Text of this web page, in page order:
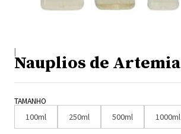
|
Nauplios de Artemia
TAMANHO
100ml 250ml 500ml 1000ml